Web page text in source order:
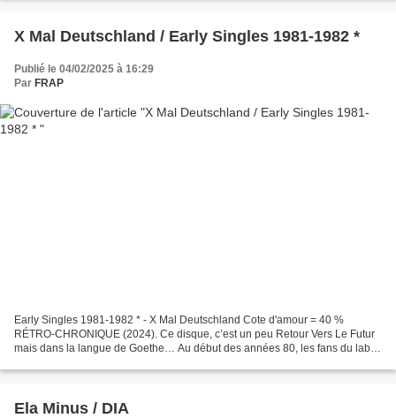
X Mal Deutschland / Early Singles 1981-1982 *
Publié le 04/02/2025 à 16:29
Par FRAP
Early Singles 1981-1982 * - X Mal Deutschland Cote d'amour = 40 %
RÉTRO-CHRONIQUE (2024). Ce disque, c’est un peu Retour Vers Le Futur
mais dans la langue de Goethe… Au début des années 80, les fans du label
Ela Minus / DIA